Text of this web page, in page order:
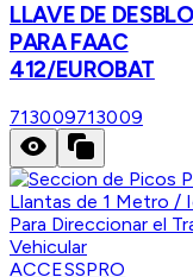
LLAVE DE
PARA FAAC
412/EUROBAT
713009713009
ACCESSPRO